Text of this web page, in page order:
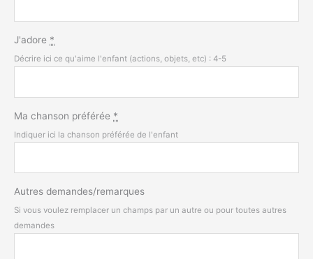
J'adore *
Décrire ici ce qu'aime l'enfant (actions, objets, etc) : 4-5
Ma chanson préférée *
Indiquer ici la chanson préférée de l'enfant
Autres demandes/remarques
Si vous voulez remplacer un champs par un autre ou pour toutes autres
demandes